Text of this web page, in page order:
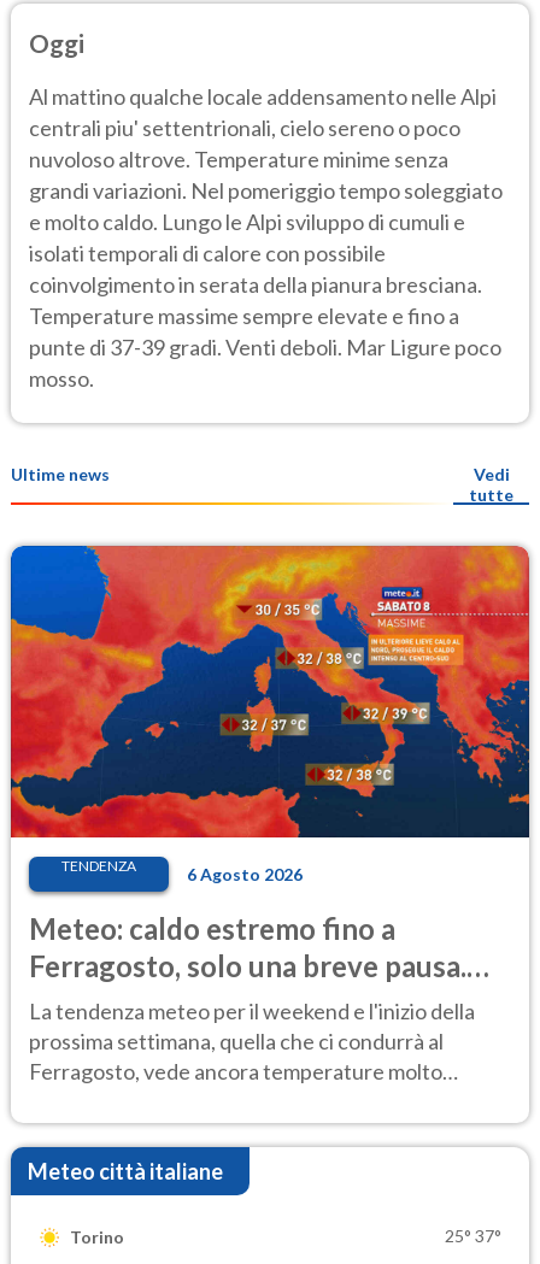
Oggi
Al mattino qualche locale addensamento nelle Alpi
centrali piu' settentrionali, cielo sereno o poco
nuvoloso altrove. Temperature minime senza
grandi variazioni. Nel pomeriggio tempo soleggiato
e molto caldo. Lungo le Alpi sviluppo di cumuli e
isolati temporali di calore con possibile
coinvolgimento in serata della pianura bresciana.
Temperature massime sempre elevate e fino a
punte di 37-39 gradi. Venti deboli. Mar Ligure poco
mosso.
Ultime news
Vedi
tutte
TENDENZA 6 Agosto 2026
Meteo: caldo estremo fino a
Ferragosto, solo una breve pausa.
Ecco dove
La tendenza meteo per il weekend e l'inizio della
prossima settimana, quella che ci condurrà al
Ferragosto, vede ancora temperature molto
Meteo città italiane
Torino 25° 37°